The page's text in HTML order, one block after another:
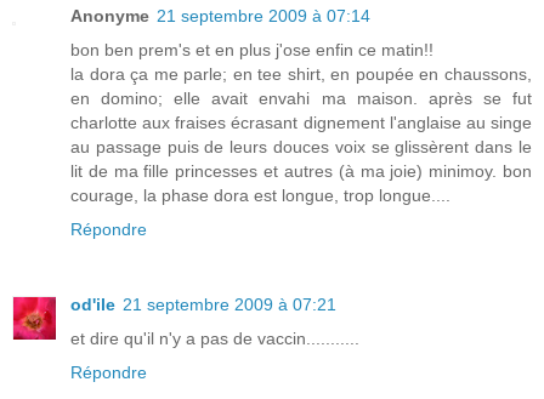
Anonyme 21 septembre 2009 à 07:14
bon ben prem's et en plus j'ose enfin ce matin!!
la dora ça me parle; en tee shirt, en poupée en chaussons,
en domino; elle avait envahi ma maison. après se fut
charlotte aux fraises écrasant dignement l'anglaise au singe
au passage puis de leurs douces voix se glissèrent dans le
lit de ma fille princesses et autres (à ma joie) minimoy. bon
courage, la phase dora est longue, trop longue....
Répondre
od'ile 21 septembre 2009 à 07:21
et dire qu'il n'y a pas de vaccin...........
Répondre